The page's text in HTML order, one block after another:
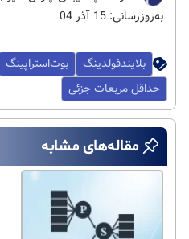
به‌روزرسانی: 15 آذر 04
بلایندفولدینگ بوت‌استراپینگ
حداقل مربعات جزئی
مقاله‌های مشابه